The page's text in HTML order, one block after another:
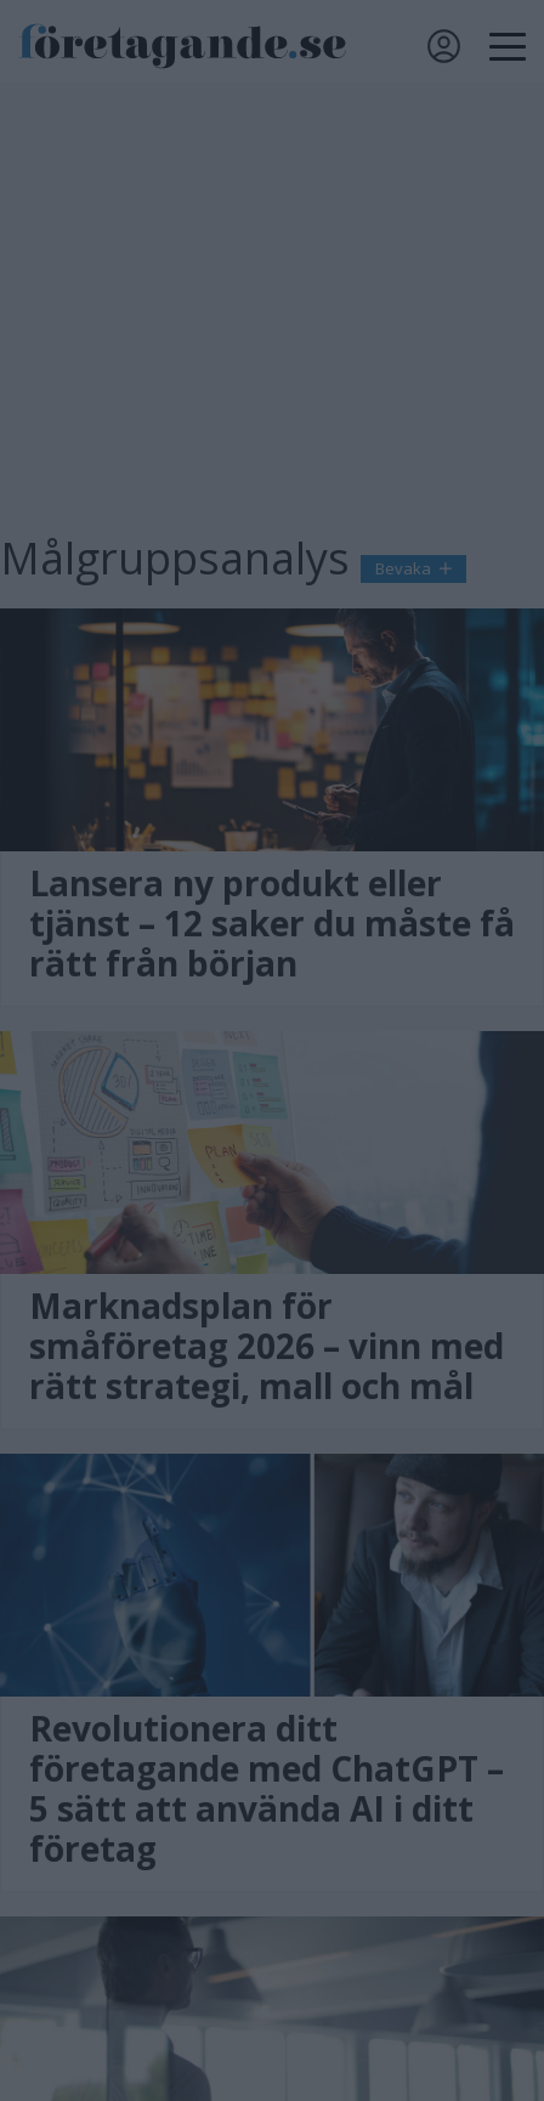
Målgruppsanalys Bevaka
Lansera ny produkt eller
tjänst – 12 saker du måste få
rätt från början
Marknadsplan för
småföretag 2026 – vinn med
rätt strategi, mall och mål
Revolutionera ditt
företagande med ChatGPT –
5 sätt att använda AI i ditt
företag